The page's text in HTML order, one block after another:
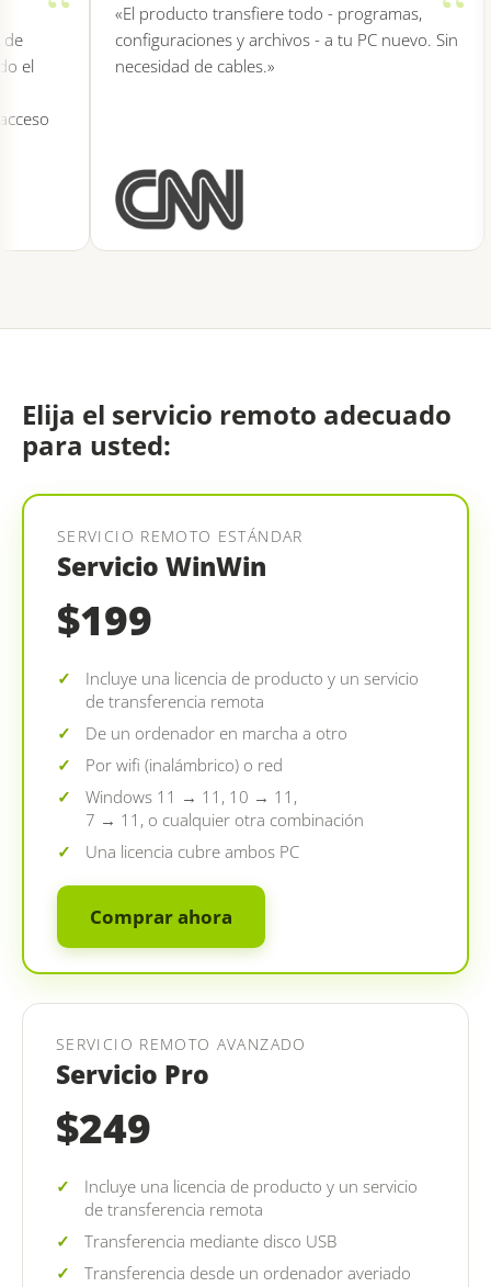
«El producto transfiere todo - programas,
configuraciones y archivos - a tu PC nuevo. Sin
necesidad de cables.»
Elija el servicio remoto adecuado
para usted:
SERVICIO REMOTO ESTÁNDAR
Servicio WinWin
$199
Incluye una licencia de producto y un servicio
de transferencia remota
De un ordenador en marcha a otro
Por wifi (inalámbrico) o red
Windows 11 → 11, 10 → 11,
7 → 11, o cualquier otra combinación
Una licencia cubre ambos PC
Comprar ahora
SERVICIO REMOTO AVANZADO
Servicio Pro
$249
Incluye una licencia de producto y un servicio
de transferencia remota
Transferencia mediante disco USB
Transferencia desde un ordenador averiado